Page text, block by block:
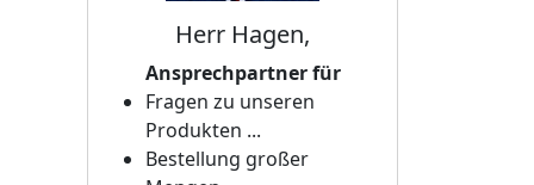
Herr Hagen,
Ansprechpartner für
Fragen zu unseren
Produkten ...
Bestellung großer